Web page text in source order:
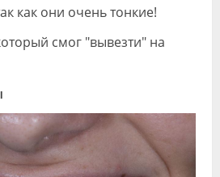
как они очень тонкие!
смог "вывезти" на